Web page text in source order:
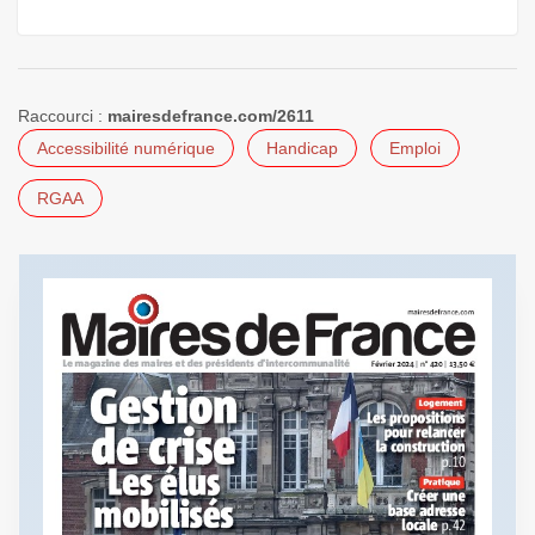
Raccourci : mairesdefrance.com/2611
Accessibilité numérique
Handicap Emploi
RGAA